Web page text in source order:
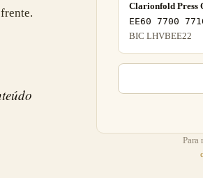
Clarionfold Press
EE60 7700
BIC LHVBEE22
Para